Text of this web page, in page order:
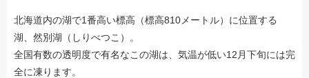
北海道内の湖で1番高い標高（標高810メートル）に位置する
湖、然別湖（しりべつこ）。
全国有数の透明度で有名なこの湖は、気温が低い12月下旬には完
全に凍ります。